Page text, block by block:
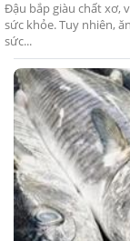
Đậu bắp giàu chất xơ,
sức khỏe. Tuy nhiên,
sức...